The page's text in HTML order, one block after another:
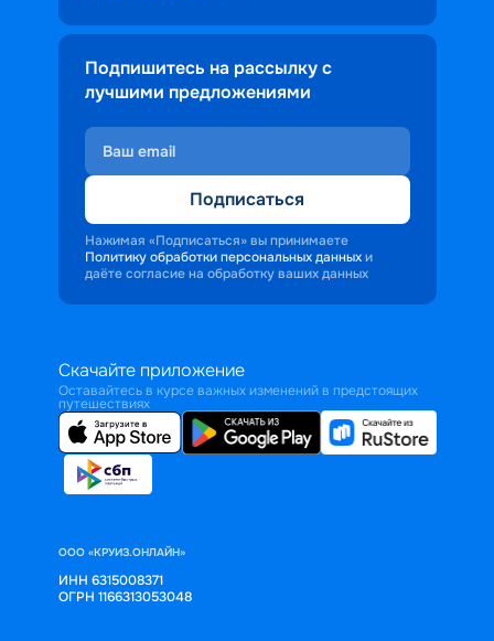
Подпишитесь на рассылку с
лучшими предложениями
Подписаться
Нажимая «Подписаться» вы принимаете
Политику обработки персональных данных и
даёте согласие на обработку ваших данных
Скачайте приложение
Оставайтесь в курсе важных изменений в предстоящих
путешествиях
ООО «КРУИЗ.ОНЛАЙН»
ИНН 6315008371
ОГРН 1166313053048